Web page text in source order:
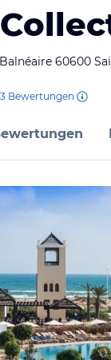
60600
Bewertungen